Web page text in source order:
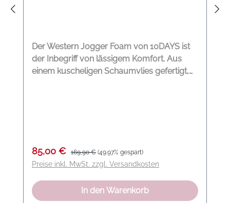
Der Western Jogger Foam von 10DAYS ist
der Inbegriff von lässigem Komfort. Aus
einem kuscheligen Schaumvlies gefertigt,
Looks mit Style. Relaxed Fit Schaumvlies
aus kuschelig weicher Baumwolle
Elastischer Taillenbund mit Kordelzug
Eingrifftaschen Seitliche Satin-Einsätze 10-
Verkaufspreis:
85,00 € Regulärer Preis:
169,90 € (49.97% gespart)
Preise inkl. MwSt. zzgl. Versandkosten
In den Warenkorb